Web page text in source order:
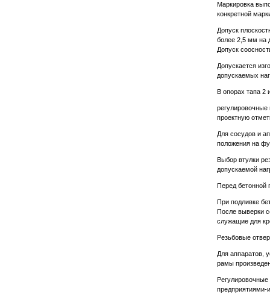
Маркировка
конкретной
Допуск
более 2,5 мм на
Допуск
Допускается
допускаемых
В опорах тапа 2
проектную
Для сосудов и
положения на
Выбор втулки
допускаемой
Перед бетонной
При подливке
После выверки
служащие для
Резьбовые
Для аппаратов,
рамы
предприятиями-